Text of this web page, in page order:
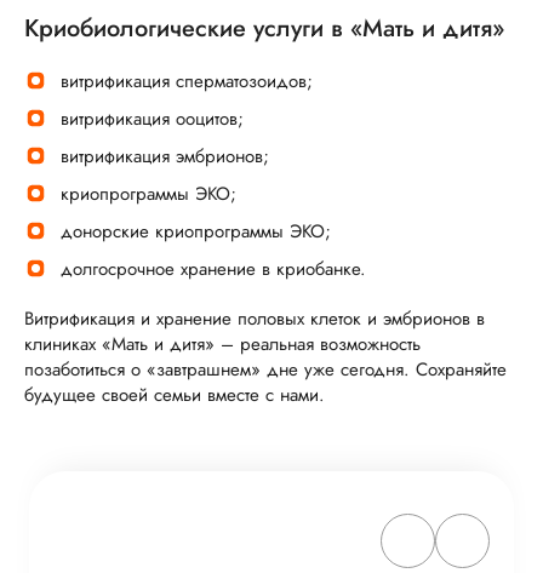
Криобиологические услуги в «Мать и дитя»
витрификация сперматозоидов;
витрификация ооцитов;
витрификация эмбрионов;
криопрограммы ЭКО;
донорские криопрограммы ЭКО;
долгосрочное хранение в криобанке.
Витрификация и хранение половых клеток и эмбрионов в
клиниках «Мать и дитя» – реальная возможность
позаботиться о «завтрашнем» дне уже сегодня. Сохраняйте
будущее своей семьи вместе с нами.